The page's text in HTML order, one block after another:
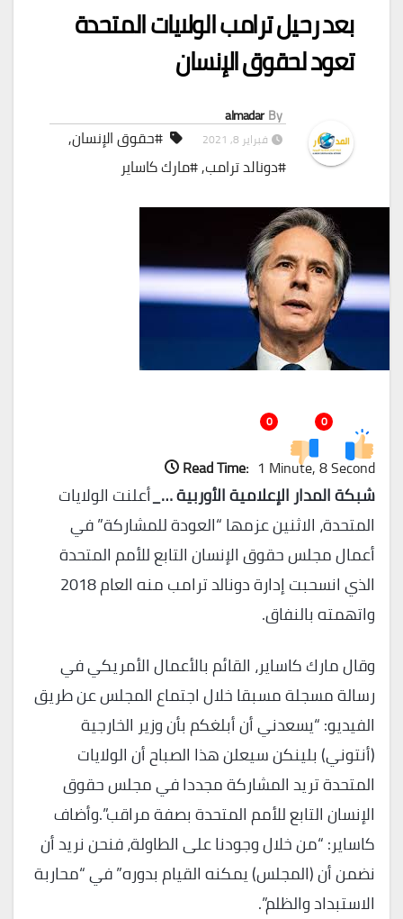
بعد رحيل ترامب الولايات المتحدة
تعود لحقوق الإنسان
By
almadar
فبراير 8, 2021 #حقوق الإنسان,
#دونالد ترامب,#مارك كاساير
0
0
Read Time: 1 Minute, 8 Second
شبكة المدار الإعلامية الأوربية …_أعلنت الولايات
المتحدة، الاثنين عزمها “العودة للمشاركة” في
أعمال مجلس حقوق الإنسان التابع للأمم المتحدة
الذي انسحبت إدارة دونالد ترامب منه العام 2018
واتهمته بالنفاق.
وقال مارك كاساير، القائم بالأعمال الأمريكي في
رسالة مسجلة مسبقا خلال اجتماع المجلس عن طريق
الفيديو: “يسعدني أن أبلغكم بأن وزير الخارجية
(أنتوني) بلينكن سيعلن هذا الصباح أن الولايات
المتحدة تريد المشاركة مجددا في مجلس حقوق
الإنسان التابع للأمم المتحدة بصفة مراقب”.وأضاف
كاساير: “من خلال وجودنا على الطاولة، فنحن نريد أن
نضمن أن (المجلس) يمكنه القيام بدوره” في “محاربة
الاستبداد والظلم”.